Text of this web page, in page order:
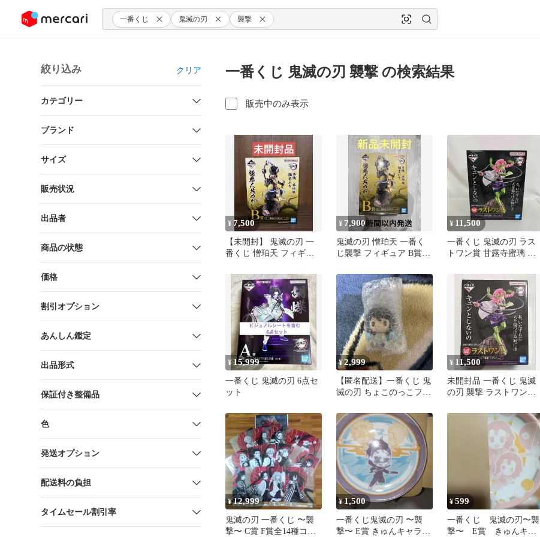
ツにスキップ 一番くじ 鬼滅の刃 襲撃
絞り込み クリア
カテゴリー
ブランド
サイズ
販売状況
出品者
商品の状態
価格
割引オプション
あんしん鑑定
出品形式
保証付き整備品
色
発送オプション
配送料の負担
タイムセール割引率
一番くじ 鬼滅の刃 襲撃 の検索結果
販売中のみ表示
¥ 7,500
【未開封】 鬼滅の刃 一
番くじ 憎珀天 フィギュ
¥ 7,900
鬼滅の刃 憎珀天 一番く
じ襲撃 フィギュア B賞
ノ肆
¥ 11,500
一番くじ 鬼滅の刃 ラス
トワン賞 甘露寺蜜璃 ラ
/ 襲撃 BANDAI
¥ 15,999
一番くじ 鬼滅の刃 6点セ
ット
¥2,999
【匿名配送】一番くじ 鬼
滅の刃 ちょこのっこフィ
¥ 11,500
未開封品 一番くじ 鬼滅
の刃 襲撃 ラストワン賞
¥12,999
鬼滅の刃 一番くじ 〜襲
撃〜 C賞 F賞全14種コン
¥1,500
一番くじ鬼滅の刃 〜襲
撃〜 E賞 きゅんキャラ小
¥599
一番くじ 鬼滅の刃〜襲
撃〜 E賞 きゅんキャ